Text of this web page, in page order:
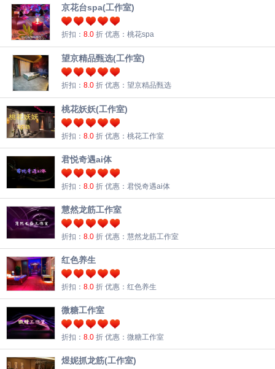
京花台spa(工作室)
折扣： 8.0 折 优惠：桃花spa
望京精品甄选(工作室)
折扣： 8.0 折 优惠：望京精品甄选
桃花妖妖(工作室)
折扣： 8.0 折 优惠：桃花工作室
君悦奇遇ai体
折扣： 8.0 折 优惠：君悦奇遇ai体
慧然龙筋工作室
折扣： 8.0 折 优惠：慧然龙筋工作室
红色养生
折扣： 8.0 折 优惠：红色养生
微糖工作室
折扣： 8.0 折 优惠：微糖工作室
煜妮抓龙筋(工作室)